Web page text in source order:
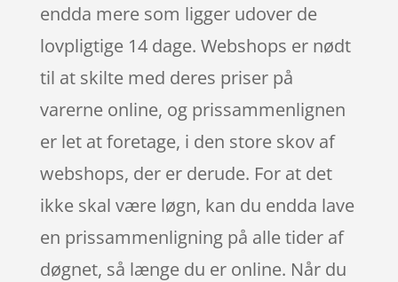
endda mere som ligger udover de
lovpligtige 14 dage. Webshops er nødt
til at skilte med deres priser på
varerne online, og prissammenlignen
er let at foretage, i den store skov af
webshops, der er derude. For at det
ikke skal være løgn, kan du endda lave
en prissammenligning på alle tider af
døgnet, så længe du er online. Når du